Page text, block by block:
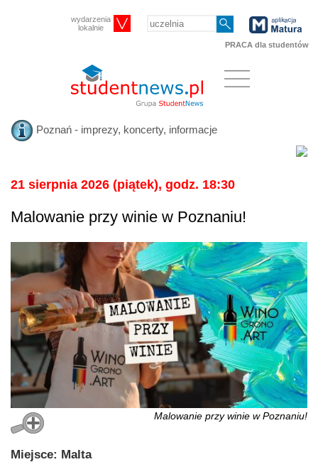
wydarzenia
lokalnie
PRACA dla studentów
Poznań - imprezy, koncerty, informacje
21 sierpnia 2026 (piątek), godz. 18:30
Malowanie przy winie w Poznaniu!
Malowanie przy winie w Poznaniu!
Miejsce: Malta